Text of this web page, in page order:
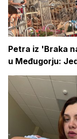
Petra iz 'Braka
u Međugorju: